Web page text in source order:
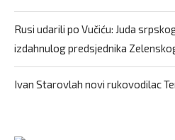
Rusi udarili po Vučiću: Juda
izdahnulog predsjednika
Ivan Starovlah novi rukovodilac